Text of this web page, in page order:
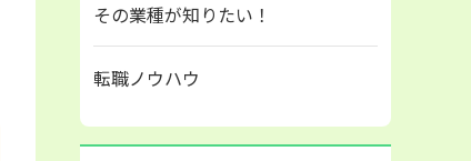
その業種が知りたい！
転職ノウハウ